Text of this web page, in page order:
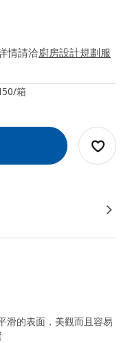
情請洽廚房設計規劃服
箱
滑的表面，美觀而且容易